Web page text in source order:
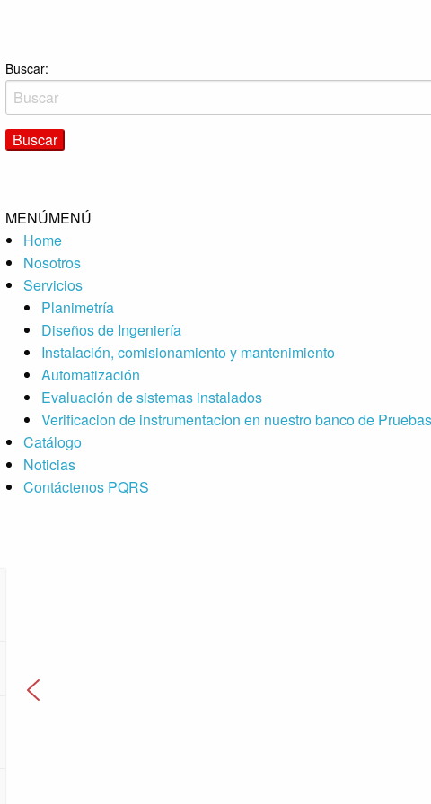
Buscar:
MENÚMENÚ
Home
Nosotros
Servicios
Planimetría
Diseños de Ingeniería
Instalación, comisionamiento y mantenimiento
Automatización
Evaluación de sistemas instalados
Verificacion de instrumentacion en nuestro banco de Pruebas
Catálogo
Noticias
Contáctenos PQRS